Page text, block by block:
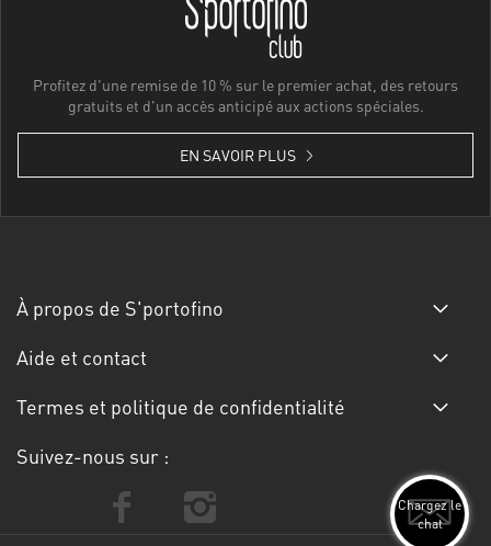
Profitez d'une remise de 10 % sur le premier achat, des retours
gratuits et d'un accès anticipé aux actions spéciales.
EN SAVOIR PLUS
À propos de S'portofino
Aide et contact
Termes et politique de confidentialité
Suivez-nous sur :
Chargez le
chat